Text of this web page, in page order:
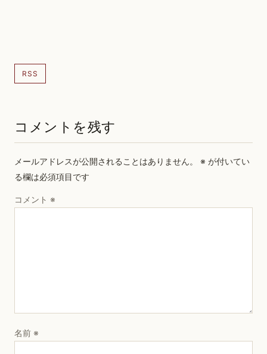
RSS
コメントを残す
メールアドレスが公開されることはありません。 ※ が付いてい
る欄は必須項目です
コメント ※
名前 ※